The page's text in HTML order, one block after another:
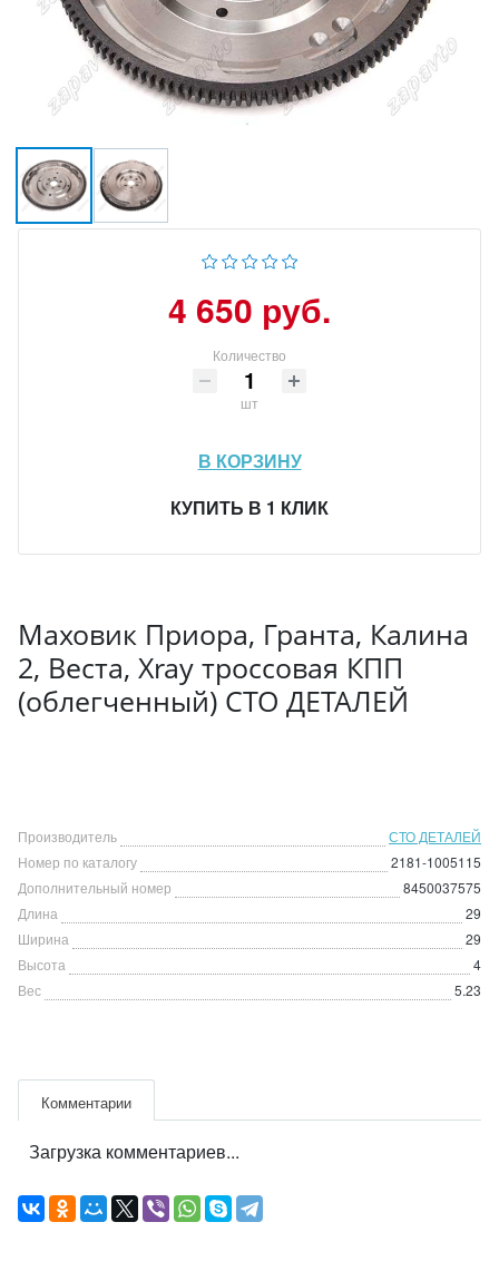
4 650 руб.
Количество
шт
В КОРЗИНУ
КУПИТЬ В 1 КЛИК
Маховик Приора, Гранта, Калина
2, Веста, Xray тросcовая КПП
(облегченный) СТО ДЕТАЛЕЙ
Производитель
СТО ДЕТАЛЕЙ
Номер по каталогу
2181-1005115
Дополнительный номер
8450037575
Длина
29
Ширина
29
Высота
4
Вес
5.23
Комментарии
Загрузка комментариев...